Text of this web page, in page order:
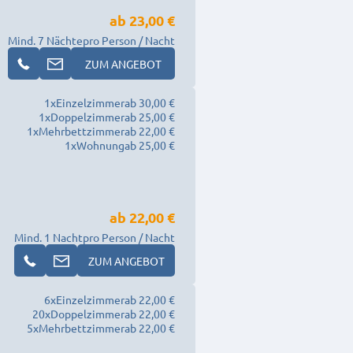
Mind. 7 Nächte
ab 23,00 €
pro Person / Nacht
ZUM ANGEBOT
1xEinzelzimmerab 30,00 €
1xDoppelzimmerab 25,00 €
1xMehrbettzimmerab 22,00 €
1xWohnungab 25,00 €
Mind. 1 Nacht
ab 22,00 €
pro Person / Nacht
ZUM ANGEBOT
6xEinzelzimmerab 22,00 €
20xDoppelzimmerab 22,00 €
5xMehrbettzimmerab 22,00 €